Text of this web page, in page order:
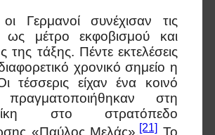
Γερμανοί συνέχισαν τις
ως μέτρο εκφοβισμού και
της τάξης. Πέντε εκτελέσεις
χρονικό σημείο η
τέσσερις είχαν ένα κοινό
πραγματοποιήθηκαν στη
στο στρατόπεδο
«Παύλος Μελάς».[21] Το